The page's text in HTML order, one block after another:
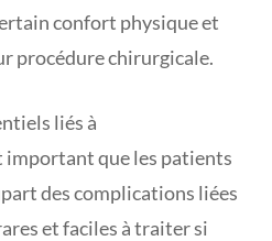
confort physique et
procédure chirurgicale.
liés à
important que les patients
des complications liées
et faciles à traiter si